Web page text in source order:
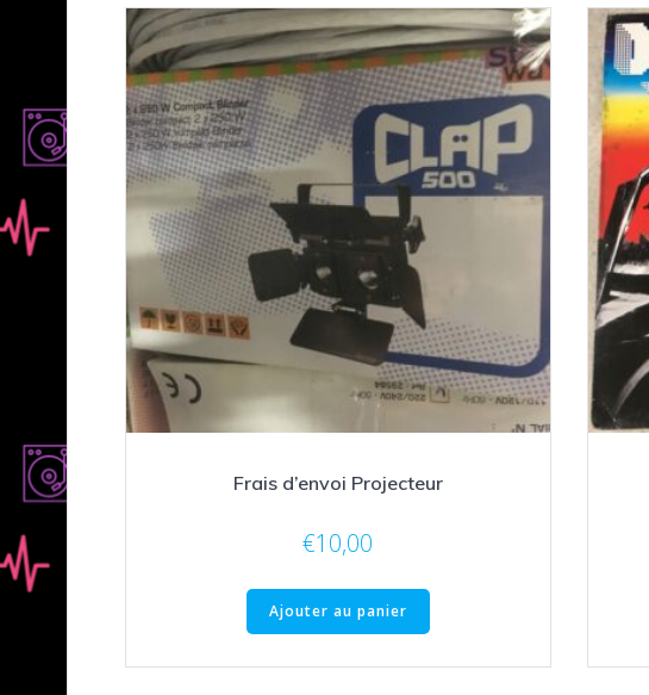
Frais d’envoi Projecteur
€10,00
Ajouter au panier